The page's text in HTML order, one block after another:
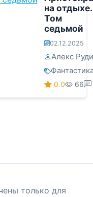
на отдыхе.
Том
седьмой
02.12.2025
Алекс
0.0 66
только для